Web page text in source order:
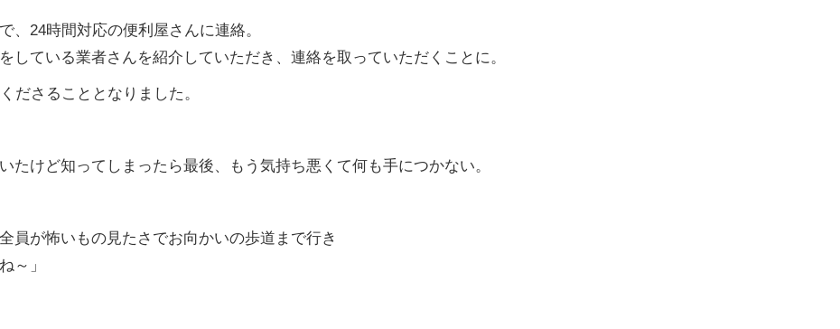
、 24時間対応の便利屋さんに連絡。
している業者さんを紹介していただき、連絡を取っていただくことに。
ださることとなりました。
たけど知ってしまったら最後、もう気持ち悪くて何も手につかない。
員が怖いもの見たさでお向かいの歩道まで行き
～」